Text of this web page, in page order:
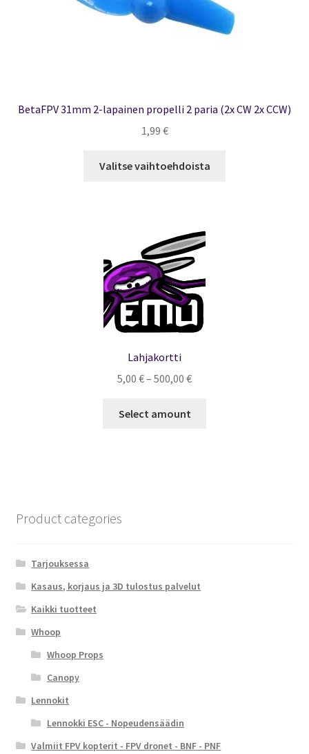
BetaFPV 31mm 2-lapainen propelli 2 paria (2x CW 2x CCW)
1,99 €
Valitse vaihtoehdoista
Lahjakortti
5,00 €– 500,00 €Hintaluokka:
Select amount
Product categories
Tarjouksessa
Kasaus, korjaus ja 3D tulostus palvelut
Kaikki tuotteet
Whoop
Whoop Props
Canopy
Lennokit
Lennokki ESC - Nopeudensäädin
Valmiit FPV kopterit - FPV dronet - BNF - PNF